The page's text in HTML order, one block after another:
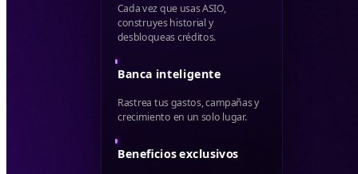
Cada vez que usas ASIO,
construyes historial y
desbloqueas créditos.
Banca inteligente
Rastrea tus gastos, campañas y
crecimiento en un solo lugar.
Beneficios exclusivos